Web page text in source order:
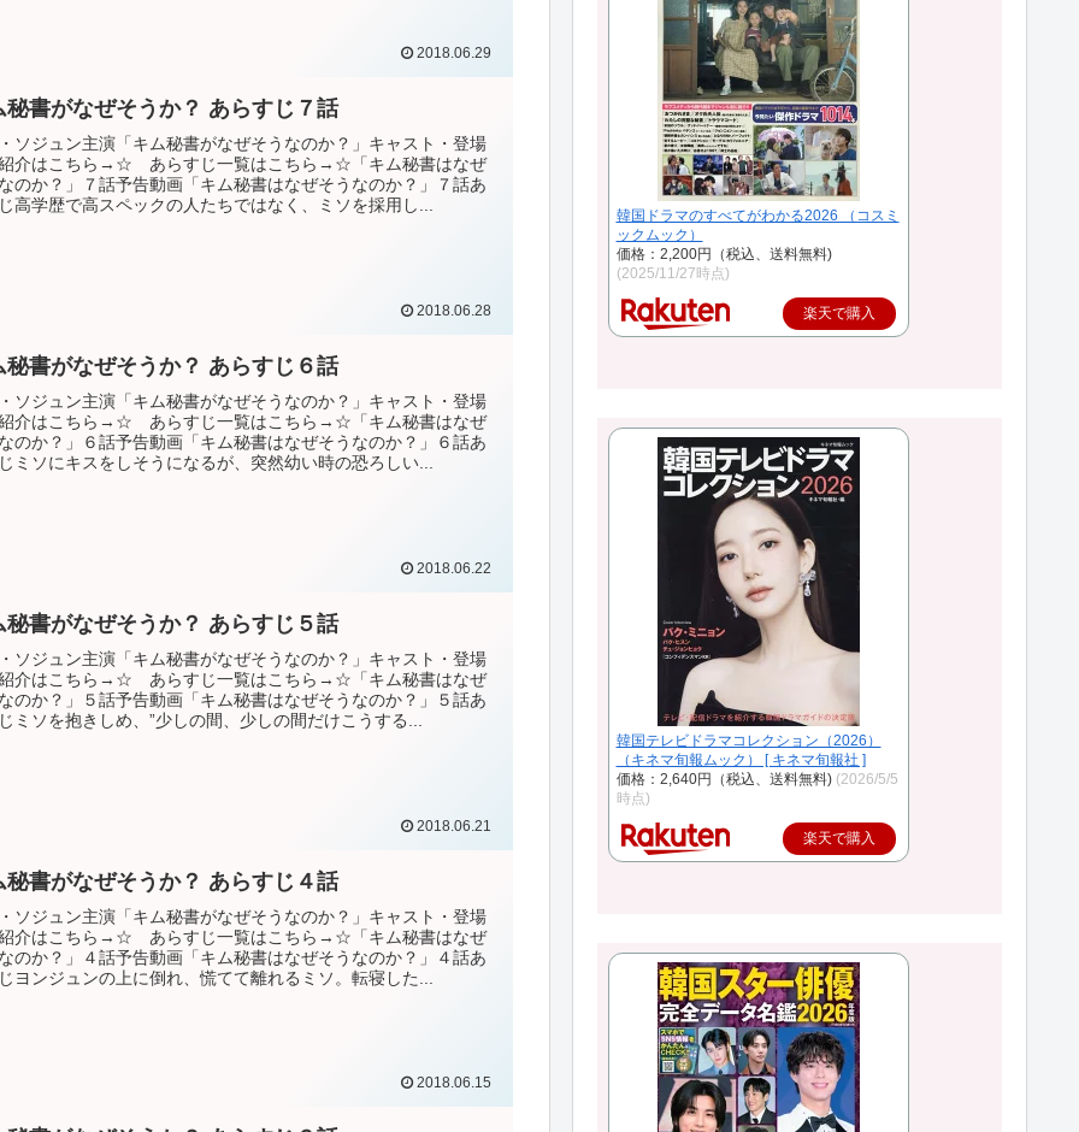
2018.06.29
キム秘書がなぜそうか？ あらすじ７話
ソジュン主演「キム秘書がなぜそうなのか？」キャスト・登場
介はこちら→☆ あらすじ一覧はこちら→☆「キム秘書はなぜ
のか？」７話予告動画「キム秘書はなぜそうなのか？」７話あ
高学歴で高スペックの人たちではなく、ミソを採用し...
2018.06.28
秘書がなぜそうか？ あらすじ６話
ソジュン主演「キム秘書がなぜそうなのか？」キャスト・登場
介はこちら→☆ あらすじ一覧はこちら→☆「キム秘書はなぜ
のか？」６話予告動画「キム秘書はなぜそうなのか？」６話あ
ミソにキスをしそうになるが、突然幼い時の恐ろしい...
2018.06.22
キム秘書がなぜそうか？ あらすじ５話
ソジュン主演「キム秘書がなぜそうなのか？」キャスト・登場
介はこちら→☆ あらすじ一覧はこちら→☆「キム秘書はなぜ
のか？」５話予告動画「キム秘書はなぜそうなのか？」５話あ
ミソを抱きしめ、”少しの間、少しの間だけこうする...
2018.06.21
秘書がなぜそうか？ あらすじ４話
ソジュン主演「キム秘書がなぜそうなのか？」キャスト・登場
介はこちら→☆ あらすじ一覧はこちら→☆「キム秘書はなぜ
のか？」４話予告動画「キム秘書はなぜそうなのか？」４話あ
ヨンジュンの上に倒れ、慌てて離れるミソ。転寝した...
2018.06.15
韓国ドラマのすべてがわかる2026 （コスミ
ックムック）
価格：2,200円（税込、送料無料)
(2025/11/27時点)
楽天で購入
韓国テレビドラマコレクション（2026）
（キネマ旬報ムック） [ キネマ旬報社 ]
価格：2,640円（税込、送料無料) (2026/5/5
時点)
楽天で購入